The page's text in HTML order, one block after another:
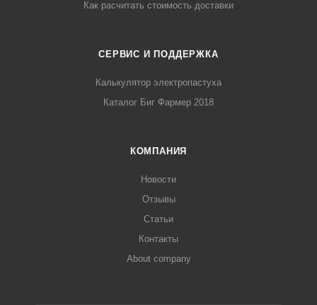
Как расчитать стоимость доставки
СЕРВИС И ПОДДЕРЖКА
Калькулятор электропастуха
Каталог Биг Фармер 2018
КОМПАНИЯ
Новости
Отзывы
Статьи
Контакты
About company